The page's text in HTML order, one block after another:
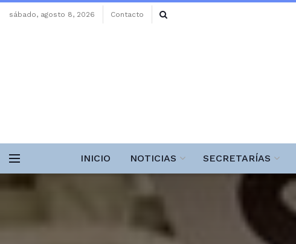
sábado, agosto 8, 2026 Contacto
INICIO NOTICIAS SECRETARÍAS